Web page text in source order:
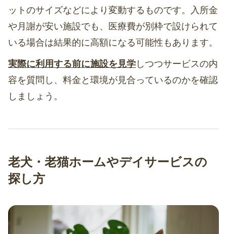
ットのサイズなどにより変動するものです。入所金
や月謝が安い施設でも、医療費が別枠で設けられて
いる場合は結果的に高額になる可能性もあります。
実際に利用する前に施設を見学 しつつサービスの内
容を質問し、料金と環境が見合っているのかを確認
しましょう。
老犬・老猫ホームやデイサービスの
探し方